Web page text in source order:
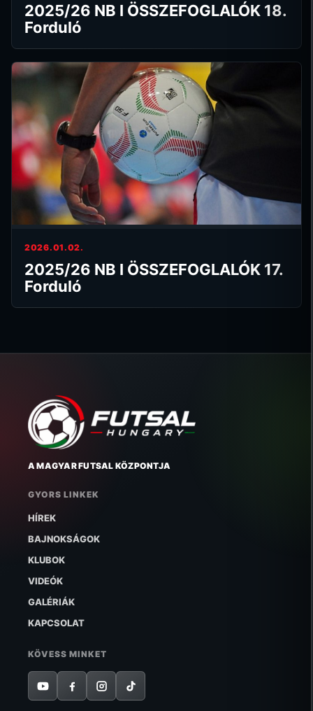
2025/26 NB I ÖSSZEFOGLALÓK 18.
Forduló
2026.01.02.
2025/26 NB I ÖSSZEFOGLALÓK 17.
Forduló
A MAGYAR FUTSAL KÖZPONTJA
GYORS LINKEK
HÍREK
BAJNOKSÁGOK
KLUBOK
VIDEÓK
GALÉRIÁK
KAPCSOLAT
KÖVESS MINKET